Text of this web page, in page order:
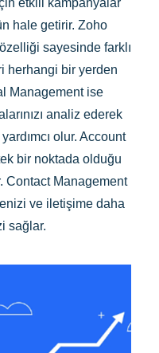
etkili kampanyalar
hale getirir. Zoho
sayesinde farklı
herhangi bir yerden
Management ise
analiz ederek
olur. Account
bir noktada olduğu
Contact Management
ve iletişime daha
sağlar.